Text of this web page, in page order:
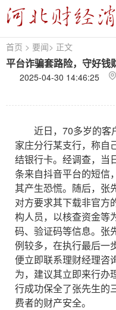
首页 > 要闻> 正文
平台诈骗套路险，守好钱
2025-04-30 14:46:25
近日，70多岁的客
家庄分行某支行，称自
结银行卡。经调查，当
条来自抖音平台的短信
其产生恐慌。随后，张
对方要求其下载非官方
构人员，以核查资金等
码、验证码等信息。张
例较多，在执行最后一
便立即联系理财经理咨
为，建议其立即来行办
行成功保全了张先生的
费者的财产安全。